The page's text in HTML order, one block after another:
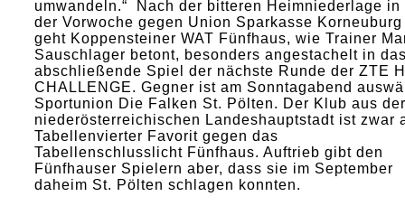
umwandeln.“ Nach der bitteren Heimniederlage in
der Vorwoche gegen Union Sparkasse Korneuburg
geht Koppensteiner WAT Fünfhaus, wie Trainer
Sauschlager betont, besonders angestachelt in
abschließende Spiel der nächste Runde der ZTE
CHALLENGE. Gegner ist am Sonntagabend
Sportunion Die Falken St. Pölten. Der Klub aus der
niederösterreichischen Landeshauptstadt ist zwar
Tabellenvierter Favorit gegen das
Tabellenschlusslicht Fünfhaus. Auftrieb gibt den
Fünfhauser Spielern aber, dass sie im September
daheim St. Pölten schlagen konnten.